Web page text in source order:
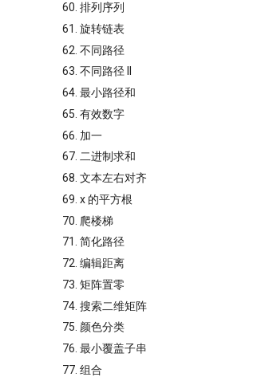
60. 排列序列
61. 旋转链表
62. 不同路径
63. 不同路径 II
64. 最小路径和
65. 有效数字
66. 加一
67. 二进制求和
68. 文本左右对齐
69. x 的平方根
70. 爬楼梯
71. 简化路径
72. 编辑距离
73. 矩阵置零
74. 搜索二维矩阵
75. 颜色分类
76. 最小覆盖子串
77. 组合